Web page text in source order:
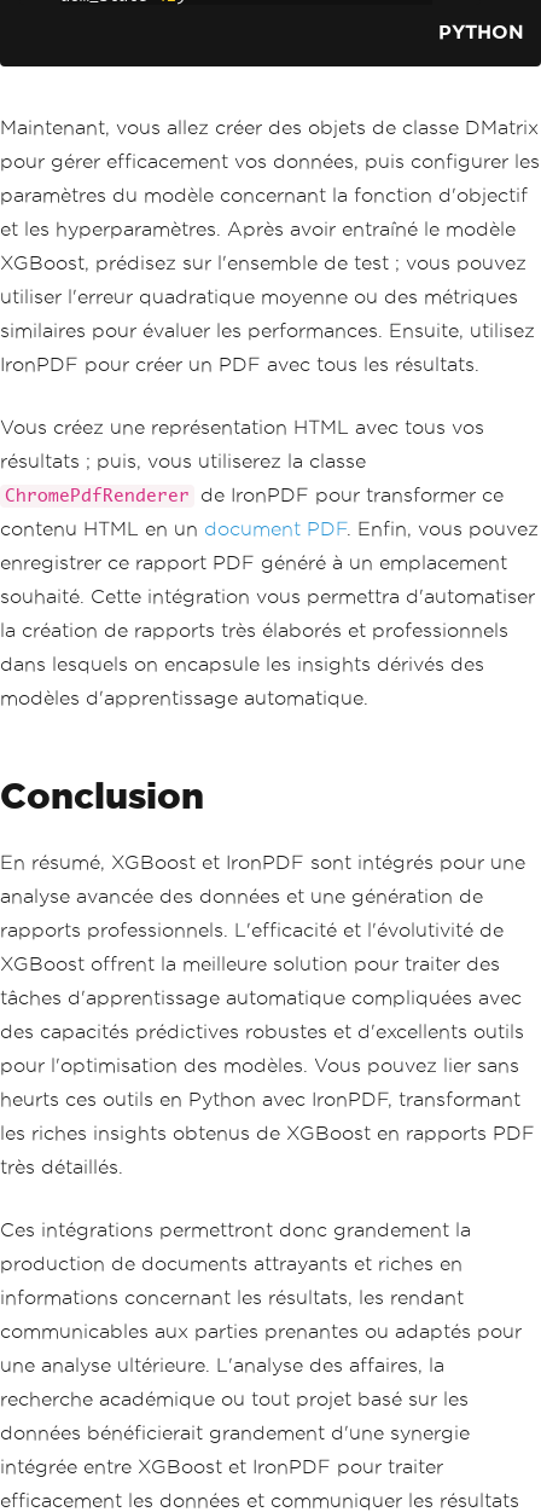
dtrain = xgb.DMatrix(X_train, label=y_
st)
params =
{
'objective': 'reg:squarederror',
'eta': 0.1,
'subsample': 0.8,
'seed' :
42
}
num_round =
100
bst = xgb .train (params, dtrain, num_ro
# Make predictions
mse
mean_squared_error (y_test, pred
s)
# Create a PDF document using IronPDF
iron_pdf = ChromePdfRenderer()
# Create HTML content
    <title>XGBoost Model Report</title
<body>
    <h1>XGBoost Model Report</h1>
    <h2>Predictions</h2>
    <ul>
or pred in preds])}
    </ul>
</html>
"""
pdf = iron_pdf .RenderHtmlAsPdf(html_co
ntent)
pdf .SaveAs ("XGBoost_Report.pdf")
print ("PDF document generated successf
PYTHON
Maintenant, vous allez créer des objets de classe DMatrix
pour gérer efficacement vos données, puis configurer les
paramètres du modèle concernant la fonction d'objectif
et les hyperparamètres. Après avoir entraîné le modèle
XGBoost, prédisez sur l'ensemble de test ; vous pouvez
utiliser l'erreur quadratique moyenne ou des métriques
similaires pour évaluer les performances. Ensuite, utilisez
IronPDF pour créer un PDF avec tous les résultats.
Vous créez une représentation HTML avec tous vos
résultats ; puis, vous utiliserez la classe
ChromePdfRenderer
de IronPDF pour transformer ce
contenu HTML en un document PDF. Enfin, vous pouvez
enregistrer ce rapport PDF généré à un emplacement
souhaité. Cette intégration vous permettra d'automatiser
la création de rapports très élaborés et professionnels
dans lesquels on encapsule les insights dérivés des
modèles d'apprentissage automatique.
Conclusion
En résumé, XGBoost et IronPDF sont intégrés pour une
analyse avancée des données et une génération de
rapports professionnels. L'efficacité et l'évolutivité de
XGBoost offrent la meilleure solution pour traiter des
tâches d'apprentissage automatique compliquées avec
des capacités prédictives robustes et d'excellents outils
pour l'optimisation des modèles. Vous pouvez lier sans
heurts ces outils en Python avec IronPDF, transformant
les riches insights obtenus de XGBoost en rapports PDF
très détaillés.
Ces intégrations permettront donc grandement la
production de documents attrayants et riches en
informations concernant les résultats, les rendant
communicables aux parties prenantes ou adaptés pour
une analyse ultérieure. L'analyse des affaires, la
recherche académique ou tout projet basé sur les
données bénéficierait grandement d'une synergie
intégrée entre XGBoost et IronPDF pour traiter
efficacement les données et communiquer les résultats